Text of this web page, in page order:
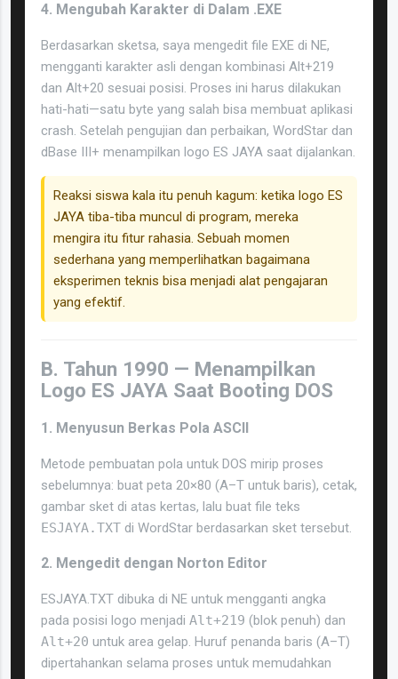
4. Mengubah Karakter di Dalam .EXE
Berdasarkan sketsa, saya mengedit file EXE di NE,
mengganti karakter asli dengan kombinasi Alt+219
dan Alt+20 sesuai posisi. Proses ini harus dilakukan
hati-hati—satu byte yang salah bisa membuat aplikasi
crash. Setelah pengujian dan perbaikan, WordStar dan
dBase III+ menampilkan logo ES JAYA saat dijalankan.
Reaksi siswa kala itu penuh kagum: ketika logo ES
JAYA tiba-tiba muncul di program, mereka
mengira itu fitur rahasia. Sebuah momen
sederhana yang memperlihatkan bagaimana
eksperimen teknis bisa menjadi alat pengajaran
yang efektif.
B. Tahun 1990 — Menampilkan
Logo ES JAYA Saat Booting DOS
1. Menyusun Berkas Pola ASCII
Metode pembuatan pola untuk DOS mirip proses
sebelumnya: buat peta 20×80 (A–T untuk baris), cetak,
gambar sket di atas kertas, lalu buat file teks
ESJAYA.TXT di WordStar berdasarkan sket tersebut.
2. Mengedit dengan Norton Editor
ESJAYA.TXT dibuka di NE untuk mengganti angka
pada posisi logo menjadi Alt+219 (blok penuh) dan
Alt+20 untuk area gelap. Huruf penanda baris (A–T)
dipertahankan selama proses untuk memudahkan